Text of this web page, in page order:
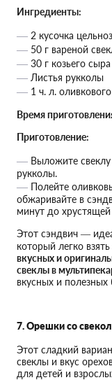
Ингредиенты:
2 кусочка
50 г вареной
30 г козьего сыра
Листья рукколы
1 ч. л.
Время
Приготовление:
Выложите свеклу
рукколы.
Полейте
обжаривайте в
минут до хрустящей
Этот сэндвич —
который легко
вкусных и
свеклы в
вкусных и
7. Орешки со
Этот сладкий
свеклы и вкус
для детей и